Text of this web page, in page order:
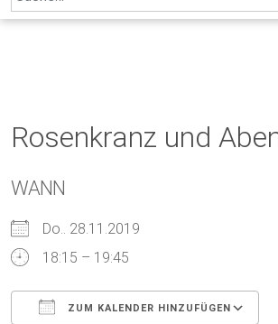
for:
Rosenkranz und
WANN
Do.. 28.11.2019
18:15 – 19:45
ZUM KALENDER HINZUFÜGEN